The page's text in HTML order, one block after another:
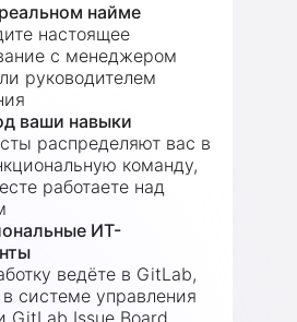
найме
настоящее
с менеджером
руководителем
ваши навыки
распределяют вас в
команду,
работаете над
ИТ-
ведёте в GitLab,
системе управления
GitLab Issue Board,